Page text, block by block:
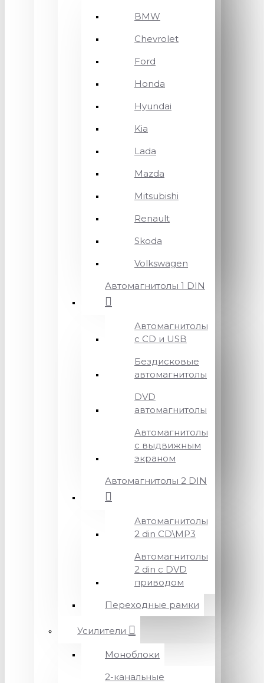
BMW
Chevrolet
Ford
Honda
Hyundai
Kia
Lada
Mazda
Mitsubishi
Renault
Skoda
Volkswagen
Автомагнитолы 1 DIN
Автомагнитолы
с CD и USB
Бездисковые
автомагнитолы
DVD
автомагнитолы
Автомагнитолы
с выдвижным
экраном
Автомагнитолы 2 DIN
Автомагнитолы
2 din CD\MP3
Автомагнитолы
2 din с DVD
приводом
Переходные рамки
Усилители
Моноблоки
2-канальные